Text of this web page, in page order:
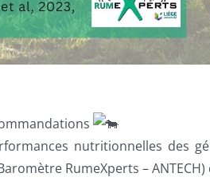
nutritionnelles des
RumeXperts –